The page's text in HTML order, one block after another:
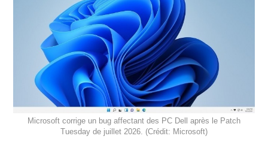
Microsoft corrige un bug affectant des PC Dell après le Patch
Tuesday de juillet 2026. (Crédit: Microsoft)